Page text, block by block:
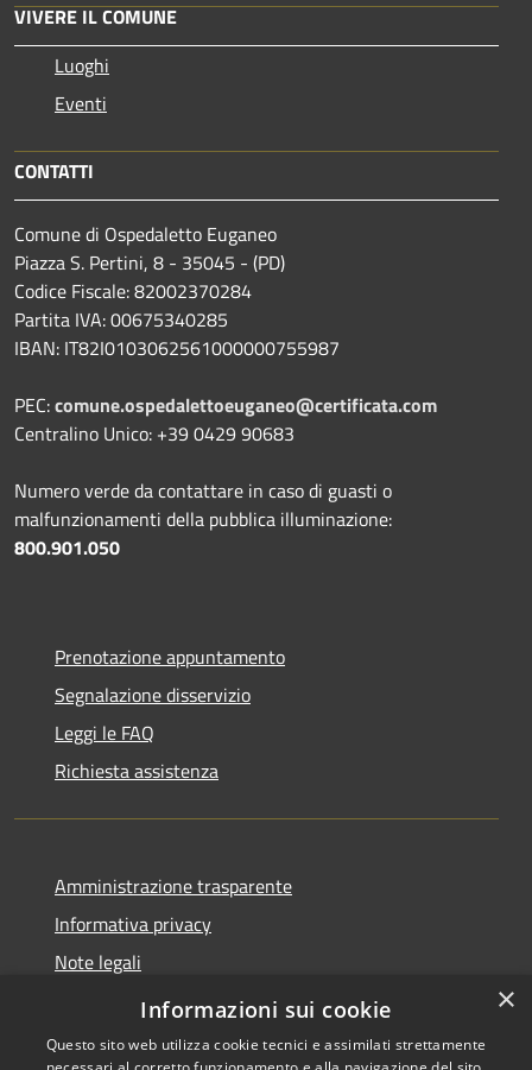
VIVERE IL COMUNE
Luoghi
Eventi
CONTATTI
Comune di Ospedaletto Euganeo
Piazza S. Pertini, 8 - 35045 - (PD)
Codice Fiscale: 82002370284
Partita IVA: 00675340285
IBAN: IT82I0103062561000000755987
PEC:comune.ospedalettoeuganeo@certificata.com
Centralino Unico: +39 0429 90683
Numero verde da contattare in caso di guasti o
malfunzionamenti della pubblica illuminazione:
800.901.050
Prenotazione appuntamento
Segnalazione disservizio
Leggi le FAQ
Richiesta assistenza
Amministrazione trasparente
Informativa privacy
Note legali
Dichiarazione di accessibilità
×
Informazioni sui cookie
Questo sito web utilizza cookie tecnici e assimilati strettamente